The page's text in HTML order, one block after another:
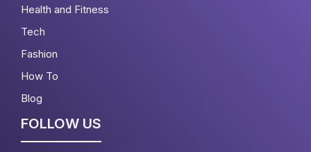
Health and Fitness
Tech
Fashion
How To
Blog
FOLLOW US